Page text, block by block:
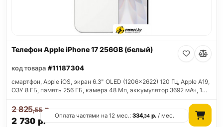
Телефон Apple iPhone 17 256GB (белый)
код товара #11187304
смартфон, Apple iOS, экран 6.3" OLED (1206x2622) 120 Гц, Apple A19,
ОЗУ 8 ГБ, память 256 ГБ, камера 48 Мп, аккумулятор 3692 мАч, 1…
2 730 р.
2 825,55р.
Оплата частями на 12 мес.:334,34 р. / мес.